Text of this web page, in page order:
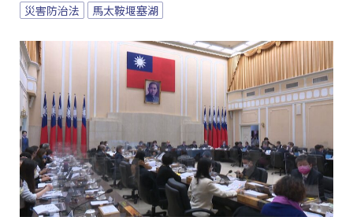
災害防治法
馬太鞍堰塞湖